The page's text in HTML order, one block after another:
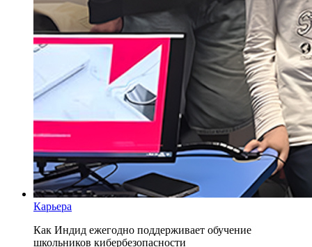
Карьера
Как Индид ежегодно поддерживает обучение
школьников кибербезопасности